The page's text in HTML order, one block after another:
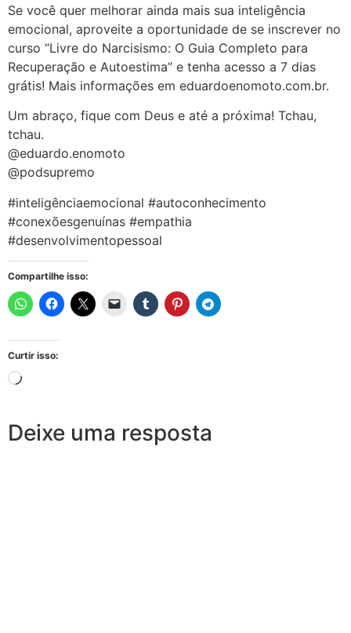
Se você quer melhorar ainda mais sua inteligência
emocional, aproveite a oportunidade de se inscrever no
curso “Livre do Narcisismo: O Guia Completo para
Recuperação e Autoestima” e tenha acesso a 7 dias
grátis! Mais informações em eduardoenomoto.com.br.
Um abraço, fique com Deus e até a próxima! Tchau,
tchau.
@eduardo.enomoto
@podsupremo
#inteligênciaemocional #autoconhecimento
#conexõesgenuínas #empathia
#desenvolvimentopessoal
Compartilhe isso:
Curtir isso:
Deixe uma resposta